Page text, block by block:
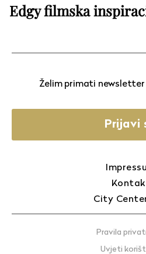
Edgy filmska
Želim primati
Prijavi
City
Pravila
Uvjeti